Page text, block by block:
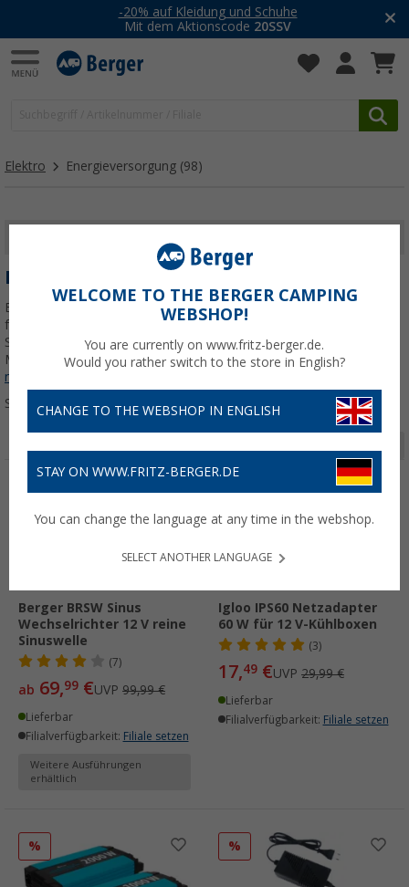
-20% auf Kleidung und Schuhe
Mit dem Aktionscode 20SSV
Elektro Energieversorgung (98)
ENERGIEVERSORGUNG
Energie ist unverzichtbar – auch unterwegs. Bei Berger Camping
findest du alles für die Stromversorgung beim Camping, von
Solaranlagen bis Brennstoffzellen. Entdecke Produkte führender
Marken wie Büttner Elektronik, ProCar und Dometic sowie
mehr über unsere Kategorie
Sortieren:
%
Berger BRSW Sinus
Wechselrichter 12 V reine
Sinuswelle
(7)
ab 69,99 €UVP 99,99 €
Lieferbar
Filialverfügbarkeit: Filiale setzen
Weitere Ausführungen
erhältlich
%
Igloo IPS60 Netzadapter
60 W für 12 V-Kühlboxen
(3)
17,49 €UVP 29,99 €
Lieferbar
Filialverfügbarkeit: Filiale setzen
% %
WELCOME TO THE BERGER CAMPING
WEBSHOP!
You are currently on www.fritz-berger.de.
Would you rather switch to the store in English?
CHANGE TO THE WEBSHOP IN ENGLISH
STAY ON WWW.FRITZ-BERGER.DE
You can change the language at any time in the webshop.
SELECT ANOTHER LANGUAGE